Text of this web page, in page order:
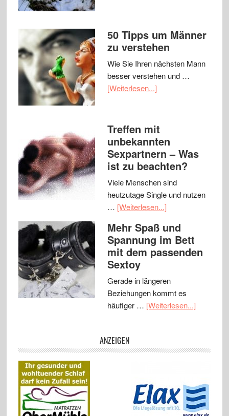
50 Tipps um Männer
zu verstehen
Wie Sie Ihren nächsten Mann
besser verstehen und …
[Weiterlesen...]
Treffen mit
unbekannten
Sexpartnern – Was
ist zu beachten?
Viele Menschen sind
heutzutage Single und nutzen
… [Weiterlesen...]
Mehr Spaß und
Spannung im Bett
mit dem passenden
Sextoy
Gerade in längeren
Beziehungen kommt es
häufiger … [Weiterlesen...]
ANZEIGEN